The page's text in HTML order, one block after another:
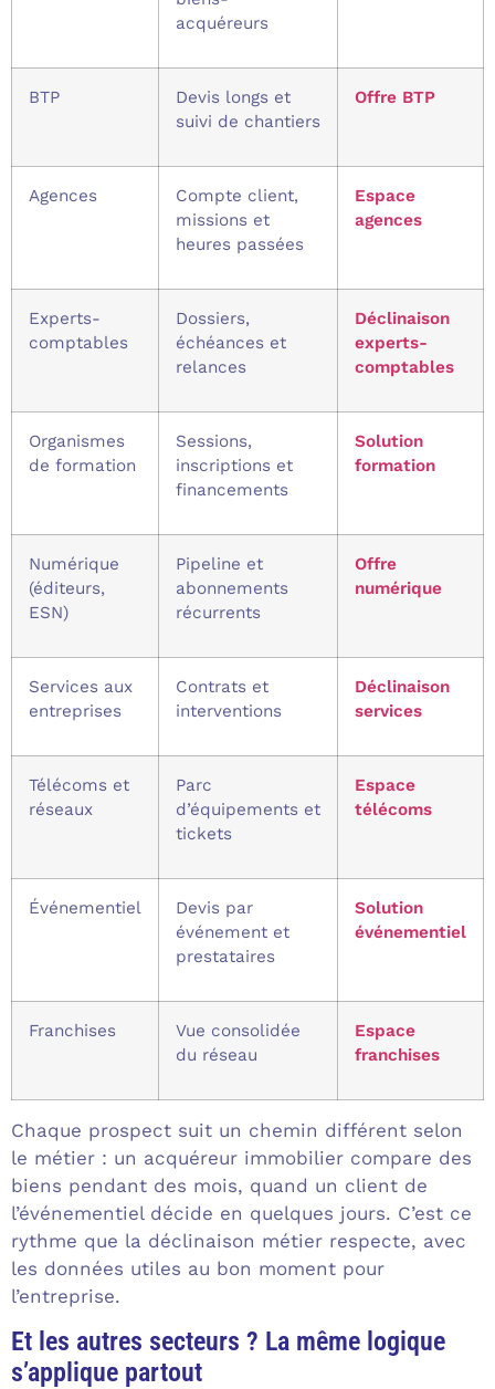
acquéreurs
BTP
Devis longs et
suivi de chantiers
Offre BTP
Agences
Compte client,
missions et
heures passées
Espace
agences
Experts-
comptables
Dossiers,
échéances et
relances
Déclinaison
experts-
comptables
Organismes
de formation
Sessions,
inscriptions et
financements
Solution
formation
Numérique
(éditeurs,
ESN)
Pipeline et
abonnements
récurrents
Offre
numérique
Services aux
entreprises
Contrats et
interventions
Déclinaison
services
Télécoms et
réseaux
Parc
d’équipements et
tickets
Espace
télécoms
Événementiel
Devis par
événement et
prestataires
Solution
événementiel
Franchises
Vue consolidée
du réseau
Espace
franchises
Chaque prospect suit un chemin différent selon
le métier : un acquéreur immobilier compare des
biens pendant des mois, quand un client de
l’événementiel décide en quelques jours. C’est ce
rythme que la déclinaison métier respecte, avec
les données utiles au bon moment pour
l’entreprise.
Et les autres secteurs ? La même logique
s’applique partout